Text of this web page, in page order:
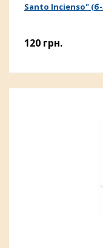
Santo Incienso" (б-
120 грн.